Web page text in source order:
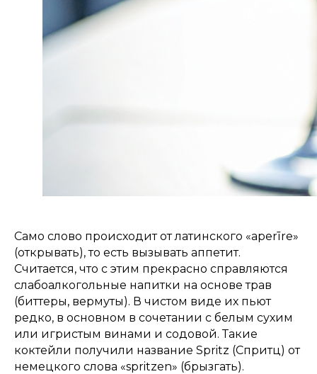
Само слово происходит от латинского «aperīre»
(открывать), то есть вызывать аппетит.
Считается, что с этим прекрасно справляются
слабоалкогольные напитки на основе трав
(биттеры, вермуты). В чистом виде их пьют
редко, в основном в сочетании с белым сухим
или игристым винами и содовой. Такие
коктейли получили название Spritz (Спритц) от
немецкого слова «spritzen» (брызгать).